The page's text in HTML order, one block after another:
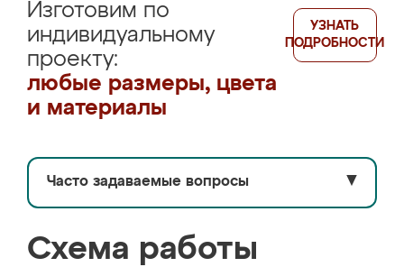
Изготовим по
индивидуальному
проекту:
любые размеры, цвета
и материалы
УЗНАТЬ
ПОДРОБНОСТИ
Часто задаваемые вопросы ▼
Схема работы